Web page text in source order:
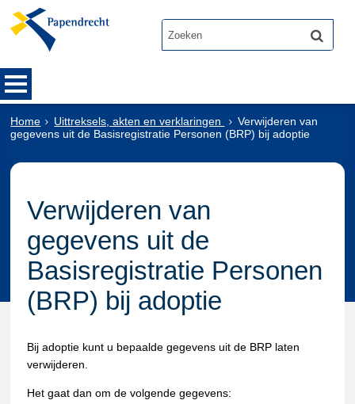
Home Uittreksels, akten en verklaringen
Verwijderen van
gegevens uit de Basisregistratie Personen (BRP) bij adoptie
Verwijderen van
gegevens uit de
Basisregistratie Personen
(BRP) bij adoptie
Bij adoptie kunt u bepaalde gegevens uit de BRP laten
verwijderen.
Het gaat dan om de volgende gegevens: